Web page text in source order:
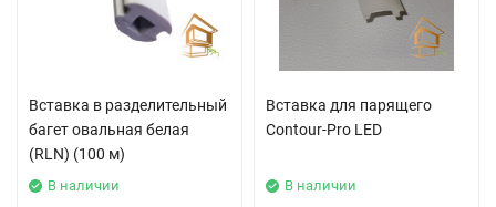
Вставка в разделительный
багет овальная белая
(RLN) (100 м)
В наличии
Вставка для парящего
Contour-Pro LED
В наличии